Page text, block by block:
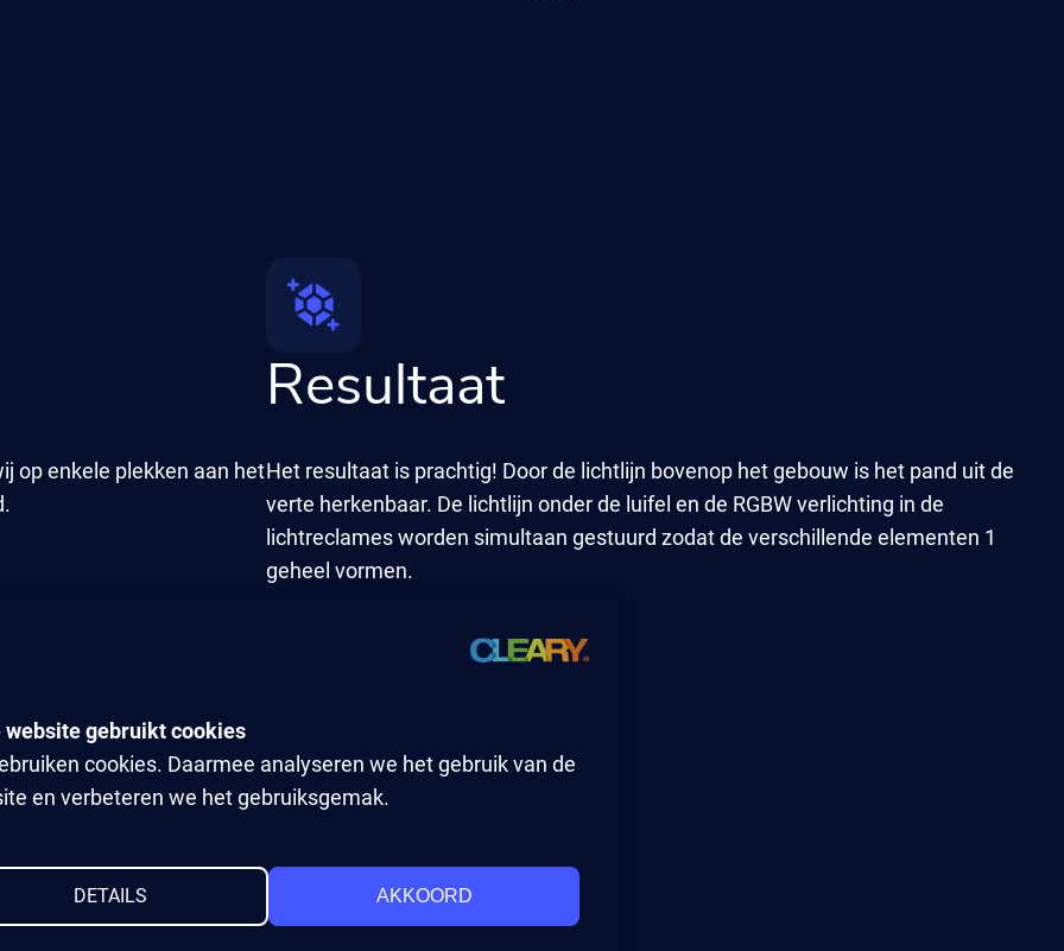
op enkele plekken aan het
Resultaat
Het resultaat is prachtig! Door de lichtlijn bovenop het gebouw is het pand uit de
verte herkenbaar. De lichtlijn onder de luifel en de RGBW verlichting in de
lichtreclames worden simultaan gestuurd zodat de verschillende elementen 1
geheel vormen.
cookies. Daarmee analyseren we het gebruik van de
en verbeteren we het gebruiksgemak.
DETAILS AKKOORD